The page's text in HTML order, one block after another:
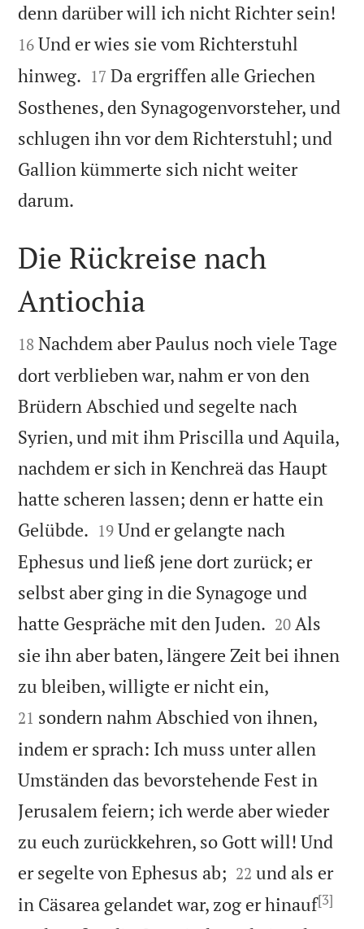
denn darüber will ich nicht Richter sein!
16 Und er wies sie vom Richterstuhl
hinweg. 

17 Da ergriffen alle Griechen
Sosthenes, den Synagogenvorsteher, und
schlugen ihn vor dem Richterstuhl; und
Gallion kümmerte sich nicht weiter
darum.

Die Rückreise nach
Antiochia

18 Nachdem aber Paulus noch viele Tage
dort verblieben war, nahm er von den
Brüdern Abschied und segelte nach
Syrien, und mit ihm Priscilla und Aquila,
nachdem er sich in Kenchreä das Haupt
hatte scheren lassen; denn er hatte ein
Gelübde. 

19 Und er gelangte nach
Ephesus und ließ jene dort zurück; er
selbst aber ging in die Synagoge und
hatte Gespräche mit den Juden. 

20 Als
sie ihn aber baten, längere Zeit bei ihnen
zu bleiben, willigte er nicht ein,
21 sondern nahm Abschied von ihnen,
indem er sprach: Ich muss unter allen
Umständen das bevorstehende Fest in
Jerusalem feiern; ich werde aber wieder
zu euch zurückkehren, so Gott will! Und
er segelte von Ephesus ab; 

22 und als er
in Cäsarea gelandet war, zog er hinauf[3]